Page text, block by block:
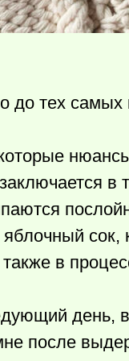
до тех самых
в
сок,
в
день,
после